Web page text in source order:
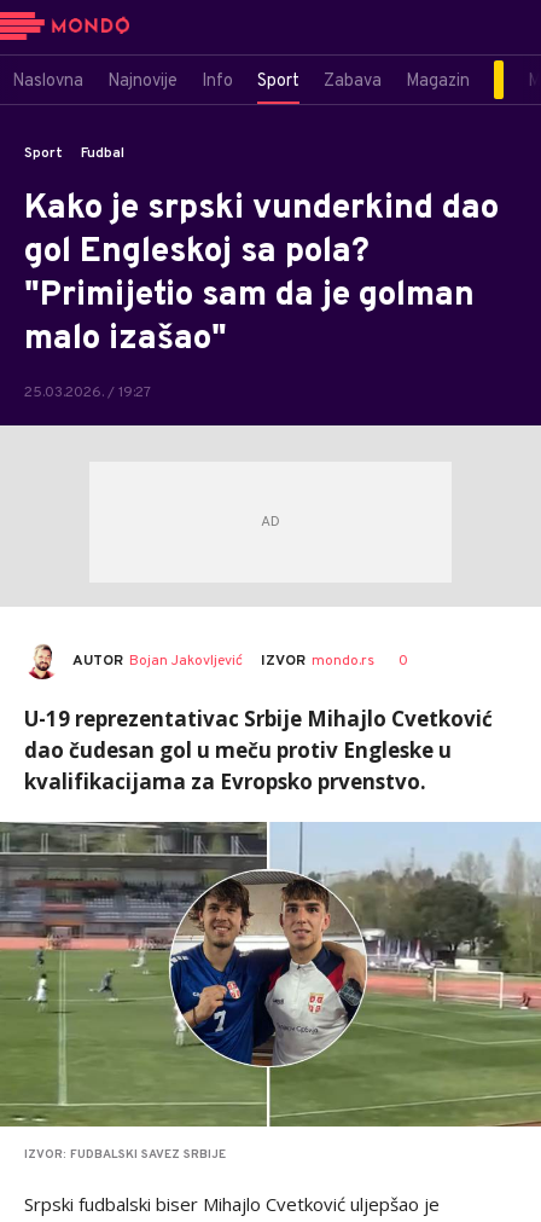
Naslovna Najnovije Info Sport Zabava Magazin
Sport Fudbal
Kako je srpski vunderkind dao
gol Engleskoj sa pola?
"Primijetio sam da je golman
malo izašao"
25.03.2026. / 19:27
AUTOR Bojan Jakovljević IZVOR mondo.rs 0
U-19 reprezentativac Srbije Mihajlo Cvetković
dao čudesan gol u meču protiv Engleske u
kvalifikacijama za Evropsko prvenstvo.
IZVOR: FUDBALSKI SAVEZ SRBIJE
Srpski fudbalski biser Mihajlo Cvetković uljepšao je